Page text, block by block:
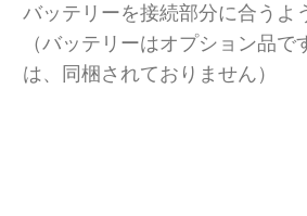
バッテリーを接続部分に合うよ
（バッテリーはオプション品
は、同梱されておりません）